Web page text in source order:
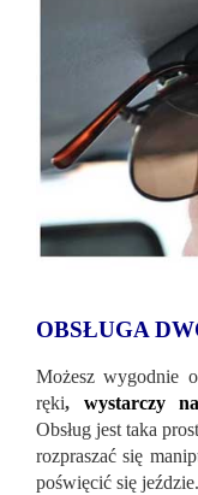
OBSŁUGA
Możesz wygodnie
ręki, wystarczy
Obsług jest taka
rozpraszać się
poświęcić się jeździe.